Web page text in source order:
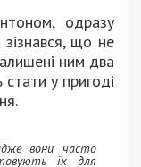
одразу
зізнався, що не
ним два
у пригоді
вони часто
їх для